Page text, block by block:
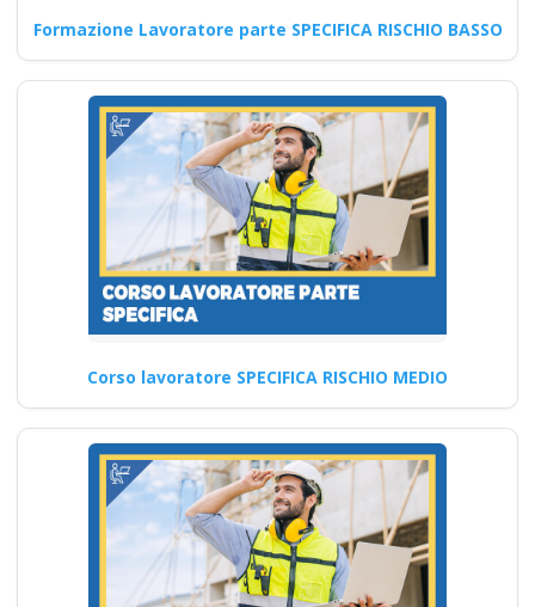
Formazione Lavoratore parte SPECIFICA RISCHIO BASSO
Corso lavoratore SPECIFICA RISCHIO MEDIO